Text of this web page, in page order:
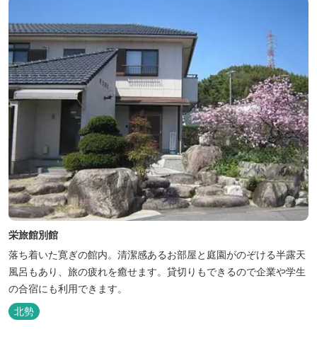
栄旅館別館
落ち着いた寛ぎの館内。清潔感あるお部屋と庭園がのぞける半露天
風呂もあり、旅の疲れを癒せます。貸切りもできるので企業や学生
の合宿にも利用できます。
北勢